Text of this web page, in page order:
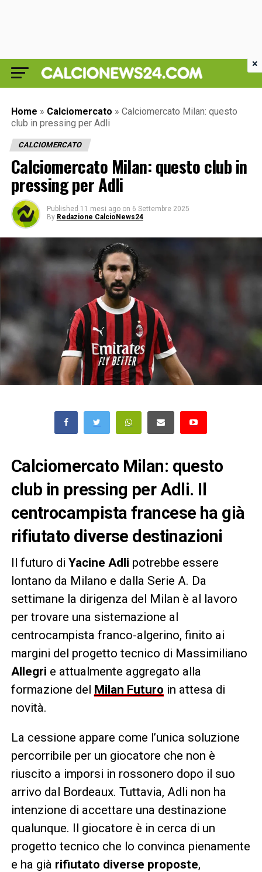
Home » Calciomercato » Calciomercato Milan: questo
club in pressing per Adli
CALCIOMERCATO
Calciomercato Milan: questo club in
pressing per Adli
Published 11 mesi ago on 6 Settembre 2025
By Redazione CalcioNews24
Calciomercato Milan: questo
club in pressing per Adli. Il
centrocampista francese ha già
rifiutato diverse destinazioni
Il futuro di Yacine Adli potrebbe essere
lontano da Milano e dalla Serie A. Da
settimane la dirigenza del Milan è al lavoro
per trovare una sistemazione al
centrocampista franco-algerino, finito ai
margini del progetto tecnico di Massimiliano
Allegri e attualmente aggregato alla
formazione del Milan Futuro in attesa di
novità.
La cessione appare come l’unica soluzione
percorribile per un giocatore che non è
riuscito a imporsi in rossonero dopo il suo
arrivo dal Bordeaux. Tuttavia, Adli non ha
intenzione di accettare una destinazione
qualunque. Il giocatore è in cerca di un
progetto tecnico che lo convinca pienamente
e ha già rifiutato diverse proposte,
×